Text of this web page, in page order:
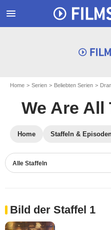
menu
Home Serien Beliebten Serien
We Are All
Home Staffeln &
Alle Staffeln
Bild der Staffel 1